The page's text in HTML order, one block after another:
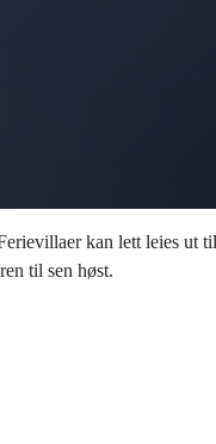
kan lett leies ut
til sen høst.